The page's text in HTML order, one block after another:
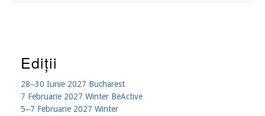
Ediții
28‒30 Iunie 2027 Bucharest
7 Februarie 2027 Winter BeActive
5‒7 Februarie 2027 Winter